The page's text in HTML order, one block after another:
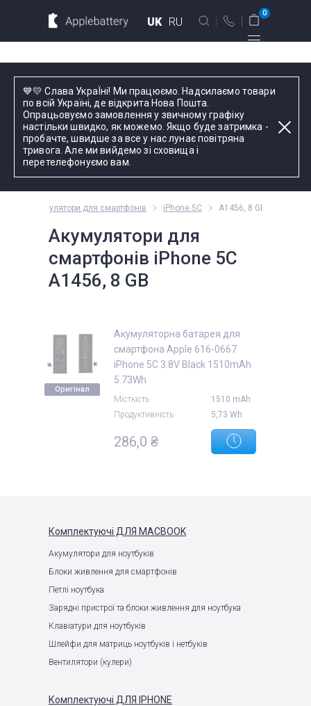
💙💛 Слава УкраЇні! Ми працюємо. Надсилаємо товари
по всій Україні, де відкрита Нова Пошта.
Опрацьовуємо замовлення у звичному графіку
настільки швидко, як можемо. Якщо буде затримка -
пробачте, швидше за все у нас лунає повітряна
тривога. Але ми вийдемо зі сховища і
перетелефонуємо вам.
UK RU
вул. Голосіївська 17, оф. 104
+38 044 339 57 83
Зворотний дзвінок
Пн-Пт:
оформлення
телефоном
0
Для планшетов
Введіть назву пристрою, модель або серію
Комплектуючі
Акумулятори для смартфонів iPhone 5C A1456, 8 GB
Акумулятори для
смартфонів iPhone 5C
A1456, 8 GB
Оригінал
Акумуляторна батарея для
смартфона Apple 616-0667
iPhone 5C 3.8V Black 1510mAh
5.73Wh
Місткість
1510 mAh
Продуктивність
5,73 Wh
286,0 ₴
Комплектуючі ДЛЯ MACBOOK
Акумулятори для ноутбуків
Блоки живлення для смартфонів
Петлі ноутбука
Зарядні пристрої та блоки живлення для ноутбука
Клавіатури для ноутбуків
Шлейфи для матриць ноутбуків і нетбуків
Вентилятори (кулери)
Комплектуючі ДЛЯ IPHONE